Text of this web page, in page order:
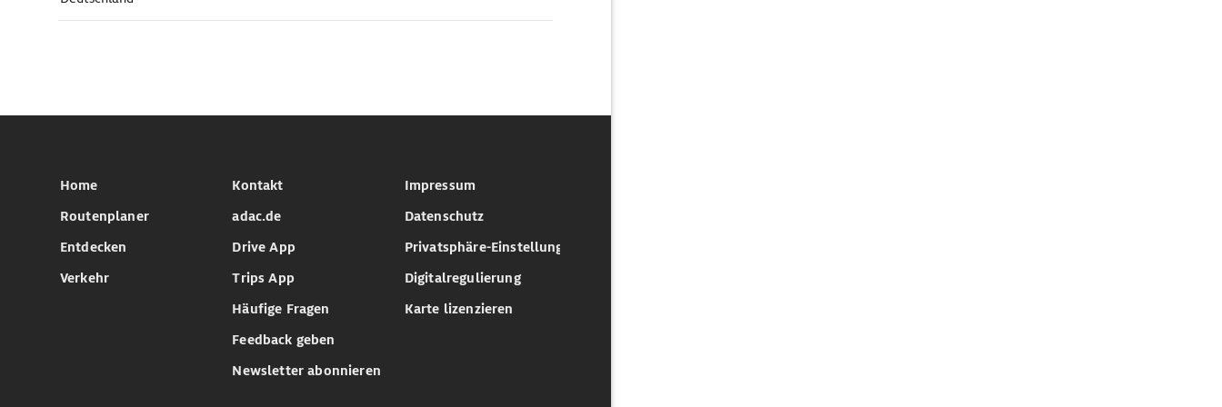
Home
Routenplaner
Entdecken
Verkehr
Kontakt
adac.de
Drive App
Trips App
Häufige Fragen
Feedback geben
Newsletter abonnieren
Impressum
Datenschutz
Privatsphäre-Einstellungen
Digitalregulierung
Karte lizenzieren